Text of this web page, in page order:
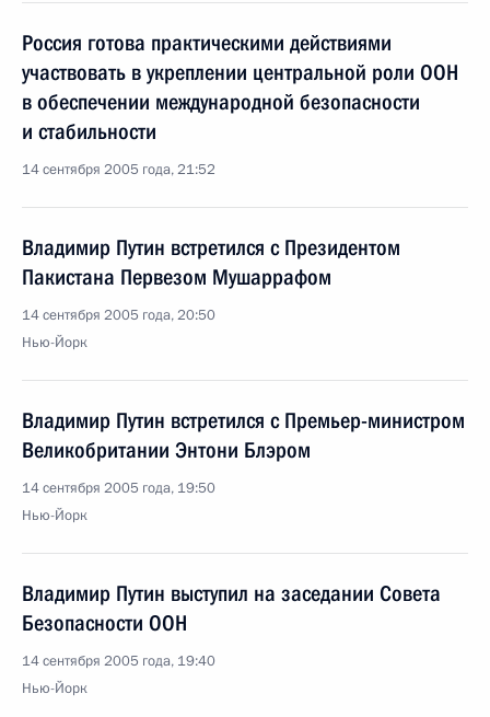
Россия готова практическими действиями
участвовать в укреплении центральной роли ООН
в обеспечении международной безопасности
и стабильности
14 сентября 2005 года, 21:52
Владимир Путин встретился с Президентом
Пакистана Первезом Мушаррафом
14 сентября 2005 года, 20:50
Нью-Йорк
Владимир Путин встретился с Премьер-министром
Великобритании Энтони Блэром
14 сентября 2005 года, 19:50
Нью-Йорк
Владимир Путин выступил на заседании Совета
Безопасности ООН
14 сентября 2005 года, 19:40
Нью-Йорк